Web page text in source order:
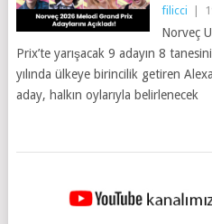
filicci
Norveç
Prix’te yarışacak 9 adayın 8
yılında ülkeye birincilik getiren
aday, halkın oylarıyla belirlenecek
YAZILAR